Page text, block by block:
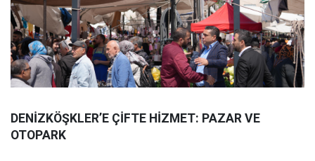
DENİZKÖŞKLER’E ÇİFTE HİZMET: PAZAR VE
OTOPARK